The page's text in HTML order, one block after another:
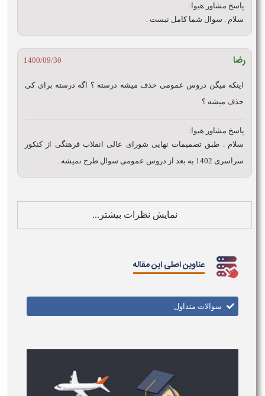
پاسخ مشاور هیوا:
سلام . سوال شما کامل نیست .
رضا 1400/09/30
اینکه میگن دروس عمومی حذف میشه درسته ؟ اگه درسته برای کی
حذف میشه ؟
پاسخ مشاور هیوا:
سلام . طبق تصمیمات نهایی شورای عالی انقلاب فرهنگی از کنکور
سراسری 1402 به بعد از دروس عمومی سوال طرح نمیشه .
نمایش نظرات بیشتر...
عناوین اصلی این مقاله
سوالات متداول